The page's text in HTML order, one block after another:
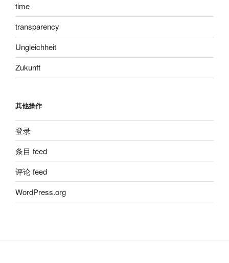
time
transparency
Ungleichheit
Zukunft
其他操作
登录
条目 feed
评论 feed
WordPress.org